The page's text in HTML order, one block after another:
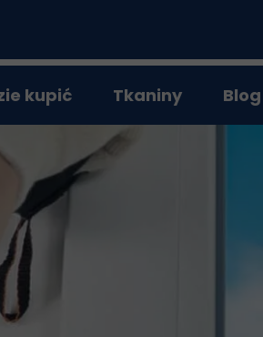
kupić
Tkaniny
Materiałowe
Blog